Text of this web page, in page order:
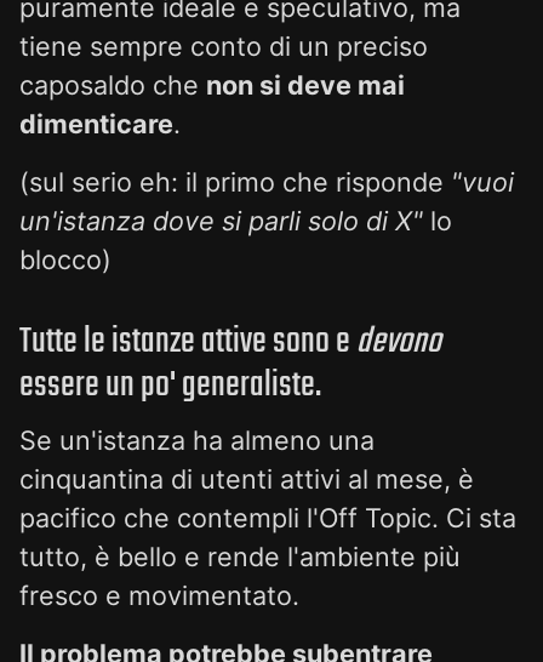
puramente ideale e speculativo, ma
tiene sempre conto di un preciso
caposaldo che non si deve mai
dimenticare.
(sul serio eh: il primo che risponde "vuoi
un'istanza dove si parli solo di X" lo
blocco)
Tutte le istanze attive sono e devono
essere un po' generaliste.
Se un'istanza ha almeno una
cinquantina di utenti attivi al mese, è
pacifico che contempli l'Off Topic. Ci sta
tutto, è bello e rende l'ambiente più
fresco e movimentato.
Il problema potrebbe subentrare